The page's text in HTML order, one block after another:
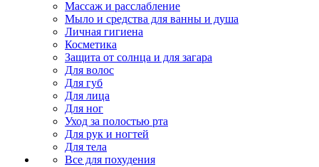
Массаж и расслабление
Мыло и средства для ванны и душа
Личная гигиена
Косметика
Защита от солнца и для загара
Для волос
Для губ
Для лица
Для ног
Уход за полостью рта
Для рук и ногтей
Для тела
Все для похудения